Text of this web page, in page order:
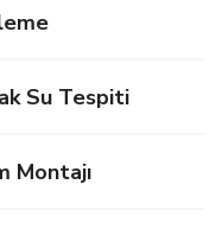
Su Tespiti
Montajı